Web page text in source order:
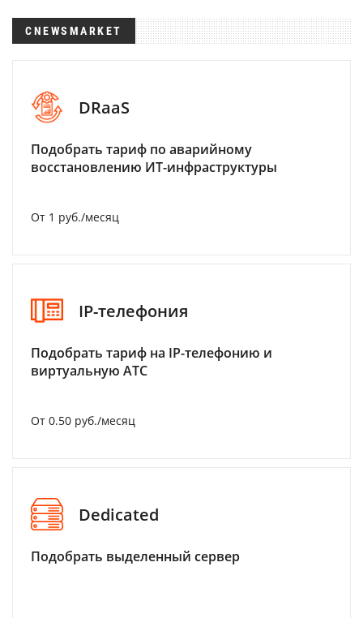
CNEWSMARKET
DRaaS
Подобрать тариф по аварийному
восстановлению ИТ-инфраструктуры
От 1 руб./месяц
IP-телефония
Подобрать тариф на IP-телефонию и
виртуальную АТС
От 0.50 руб./месяц
Dedicated
Подобрать выделенный сервер